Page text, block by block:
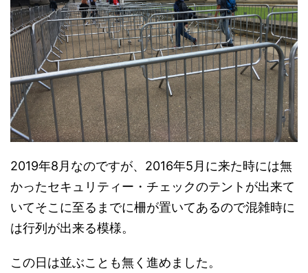
2019年8月なのですが、2016年5月に来た時には無
かったセキュリティー・チェックのテントが出来て
いてそこに至るまでに柵が置いてあるので混雑時に
は行列が出来る模様。
この日は並ぶことも無く進めました。